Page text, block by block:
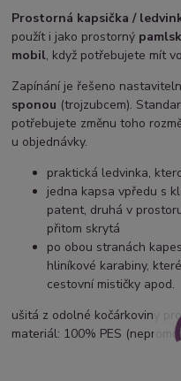
Prostorná kapsička /
použít i jako prostorný
mobil, když potřebujete mít
Zapínání je řešeno
sponou (trojzubcem).
potřebujete změnu toho
u objednávky.
praktická ledvinka,
jedna kapsa vpředu s
patent, druhá v
přitom skrytá
po obou stranách
hliníkové karabiny,
cestovní mističky apod.
ušitá z odolné kočárkoviny
materiál: 100% PES